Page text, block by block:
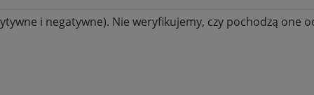
i negatywne). Nie weryfikujemy, czy pochodzą one